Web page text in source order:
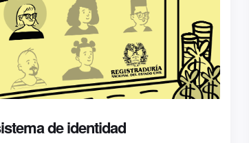
de identidad